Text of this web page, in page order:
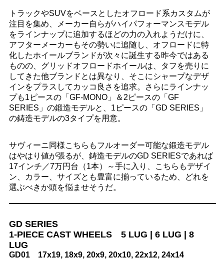
トラックやSUVをベースとしたオフロード系カスタムが
注目を集め、メーカー自らがハイパフォーマンスモデル
をラインナップに追加するほどの力の入れようだけに、
アフターメーカーもその勢いに追随し、オフロードに特
化したホイールブランドが次々に誕生する昨今ではある
ものの、グリッドオフロードホイールは、タフを売りに
してきた他ブランドとは異なり、そこにシャープなデザ
インをプラスしてカッコ良さを追求。さらにラインナッ
プも1ピースの「GF‐MONO」＆2ピースの「GF
SERIES」の鍛造モデルと、1ピースの「GD SERIES」
の鋳造モデルの3タイプを用意。
サヴィーニ同様こちらもフルオーダー可能な鍛造モデル
はやはり値が張るが、鋳造モデルのGD SERIESであれば
17インチ／7万円台（1本）～手に入り、こちらもデザイ
ン、カラー、サイズとも豊富に揃っているため、どれを
選ぶべきか頭を悩ませそうだ。
GD SERIES
1-PIECE CAST WHEELS 5 LUG | 6 LUG | 8
LUG
GD01 17x19, 18x9, 20x9, 20x10, 22x12, 24x14